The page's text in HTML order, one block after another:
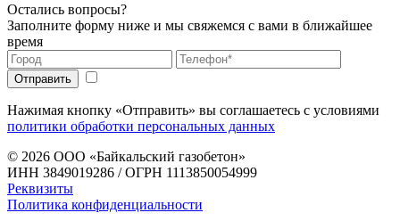
Остались вопросы?
Заполните форму ниже и мы свяжемся с вами в ближайшее
время
Нажимая кнопку «Отправить» вы соглашаетесь с условиями
политики обработки персональных данных
© 2026 ООО «Байкальский газобетон»
ИНН 3849019286 / ОГРН 1113850054999
Реквизиты
Политика конфиденциальности